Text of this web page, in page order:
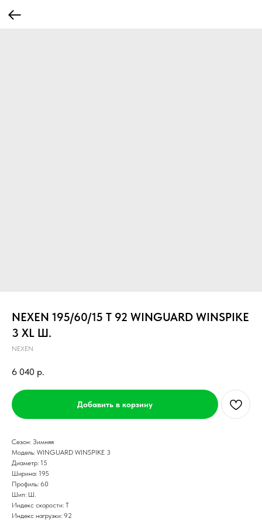
NEXEN 195/60/15 T 92 WINGUARD WINSPIKE
3 XL Ш.
NEXEN
6 040 р.
Добавить в корзину
Сезон: Зимняя
Модель: WINGUARD WINSPIKE 3
Диаметр: 15
Ширина: 195
Профиль: 60
Шип: Ш.
Индекс скорости: T
Индекс нагрузки: 92